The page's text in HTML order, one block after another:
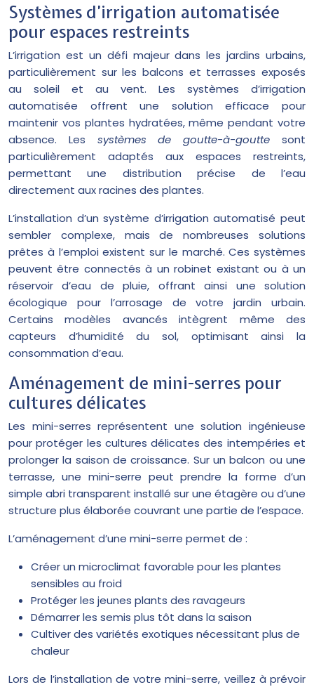
Systèmes d’irrigation automatisée
pour espaces restreints
L’irrigation est un défi majeur dans les jardins urbains,
particulièrement sur les balcons et terrasses exposés
au soleil et au vent. Les systèmes d’irrigation
automatisée offrent une solution efficace pour
maintenir vos plantes hydratées, même pendant votre
absence. Les systèmes de goutte-à-gouttesont
particulièrement adaptés aux espaces restreints,
permettant une distribution précise de l’eau
directement aux racines des plantes.
L’installation d’un système d’irrigation automatisé peut
sembler complexe, mais de nombreuses solutions
prêtes à l’emploi existent sur le marché. Ces systèmes
peuvent être connectés à un robinet existant ou à un
réservoir d’eau de pluie, offrant ainsi une solution
écologique pour l’arrosage de votre jardin urbain.
Certains modèles avancés intègrent même des
capteurs d’humidité du sol, optimisant ainsi la
consommation d’eau.
Aménagement de mini-serres pour
cultures délicates
Les mini-serres représentent une solution ingénieuse
pour protéger les cultures délicates des intempéries et
prolonger la saison de croissance. Sur un balcon ou une
terrasse, une mini-serre peut prendre la forme d’un
simple abri transparent installé sur une étagère ou d’une
structure plus élaborée couvrant une partie de l’espace.
L’aménagement d’une mini-serre permet de :
Créer un microclimat favorable pour les plantes
sensibles au froid
Protéger les jeunes plants des ravageurs
Démarrer les semis plus tôt dans la saison
Cultiver des variétés exotiques nécessitant plus de
chaleur
Lors de l’installation de votre mini-serre, veillez à prévoir